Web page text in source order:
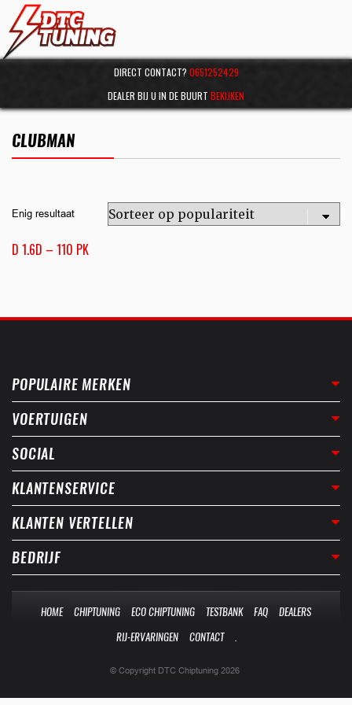
DIRECT CONTACT? 0651252429
DEALER BIJ U IN DE BUURT BEKIJKEN
CLUBMAN
Enig resultaat
D 1.6D – 110 PK
POPULAIRE MERKEN
VOERTUIGEN
SOCIAL
KLANTENSERVICE
KLANTEN VERTELLEN
BEDRIJF
HOME CHIPTUNING ECO CHIPTUNING TESTBANK FAQ
DEALERS
RIJ-ERVARINGEN
CONTACT
© Copyright DTC Chiptuning 2026